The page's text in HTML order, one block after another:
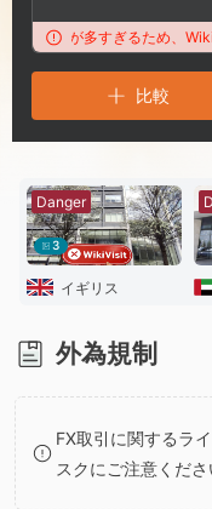
の苦情が多すぎるため、
比較
3
Danger
イギリス
外為規制
FX取引に関するラ
スクにご注意くださ